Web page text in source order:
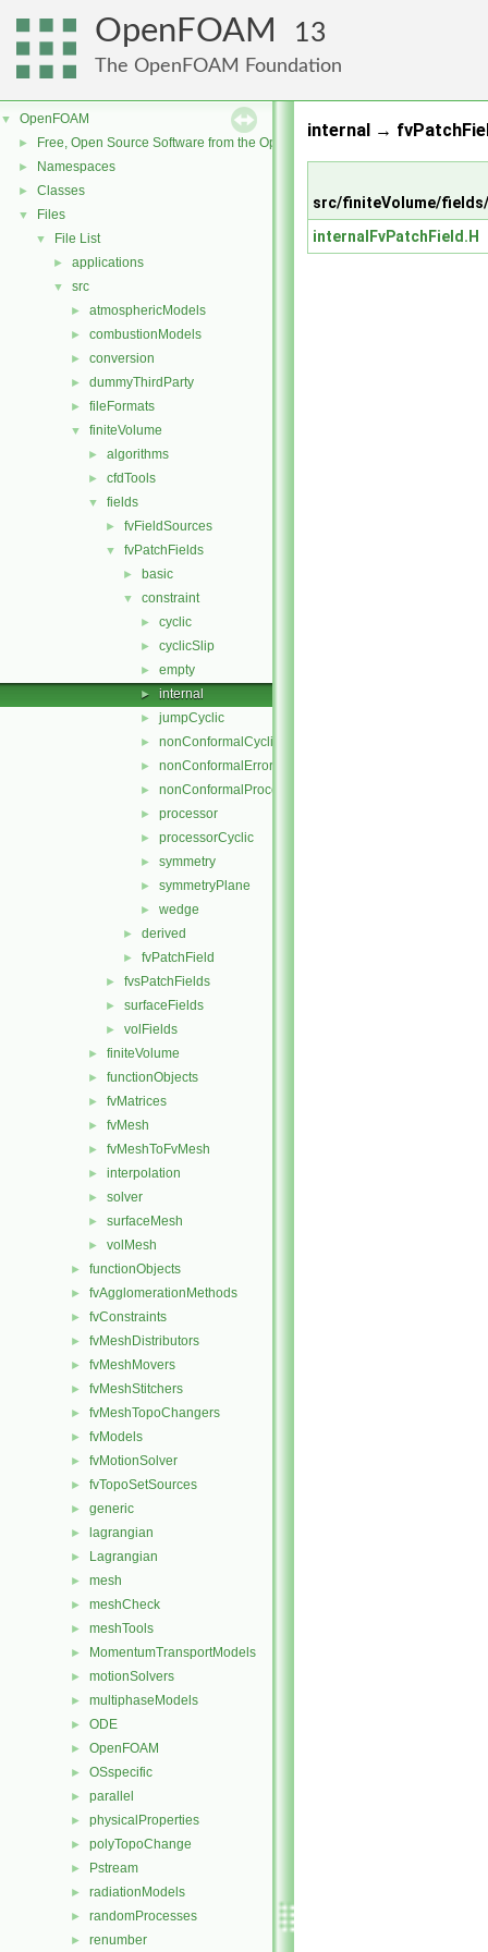
OpenFOAM 13
The OpenFOAM Foundation
▼ OpenFOAM
► Free, Open Source Software from the OpenFOAM Foundation
► Namespaces
► Classes
▼ Files
▼ File List
► applications
▼ src
► atmosphericModels
► combustionModels
► conversion
► dummyThirdParty
► fileFormats
▼ finiteVolume
► algorithms
► cfdTools
▼ fields
► fvFieldSources
▼ fvPatchFields
► basic
▼ constraint
► cyclic
► cyclicSlip
► empty
► internal
► jumpCyclic
► nonConformalCyclic
► nonConformalError
► nonConformalProcessorCyclic
► processor
► processorCyclic
► symmetry
► symmetryPlane
► wedge
► derived
► fvPatchField
► fvsPatchFields
► surfaceFields
► volFields
► finiteVolume
► functionObjects
► fvMatrices
► fvMesh
► fvMeshToFvMesh
► interpolation
► solver
► surfaceMesh
► volMesh
► functionObjects
► fvAgglomerationMethods
► fvConstraints
► fvMeshDistributors
► fvMeshMovers
► fvMeshStitchers
► fvMeshTopoChangers
► fvModels
► fvMotionSolver
► fvTopoSetSources
► generic
► lagrangian
► Lagrangian
► mesh
► meshCheck
► meshTools
► MomentumTransportModels
► motionSolvers
► multiphaseModels
► ODE
► OpenFOAM
► OSspecific
► parallel
► physicalProperties
► polyTopoChange
► Pstream
► radiationModels
► randomProcesses
► renumber
internal →
src/finiteVolume/
internalFvPatchField.H